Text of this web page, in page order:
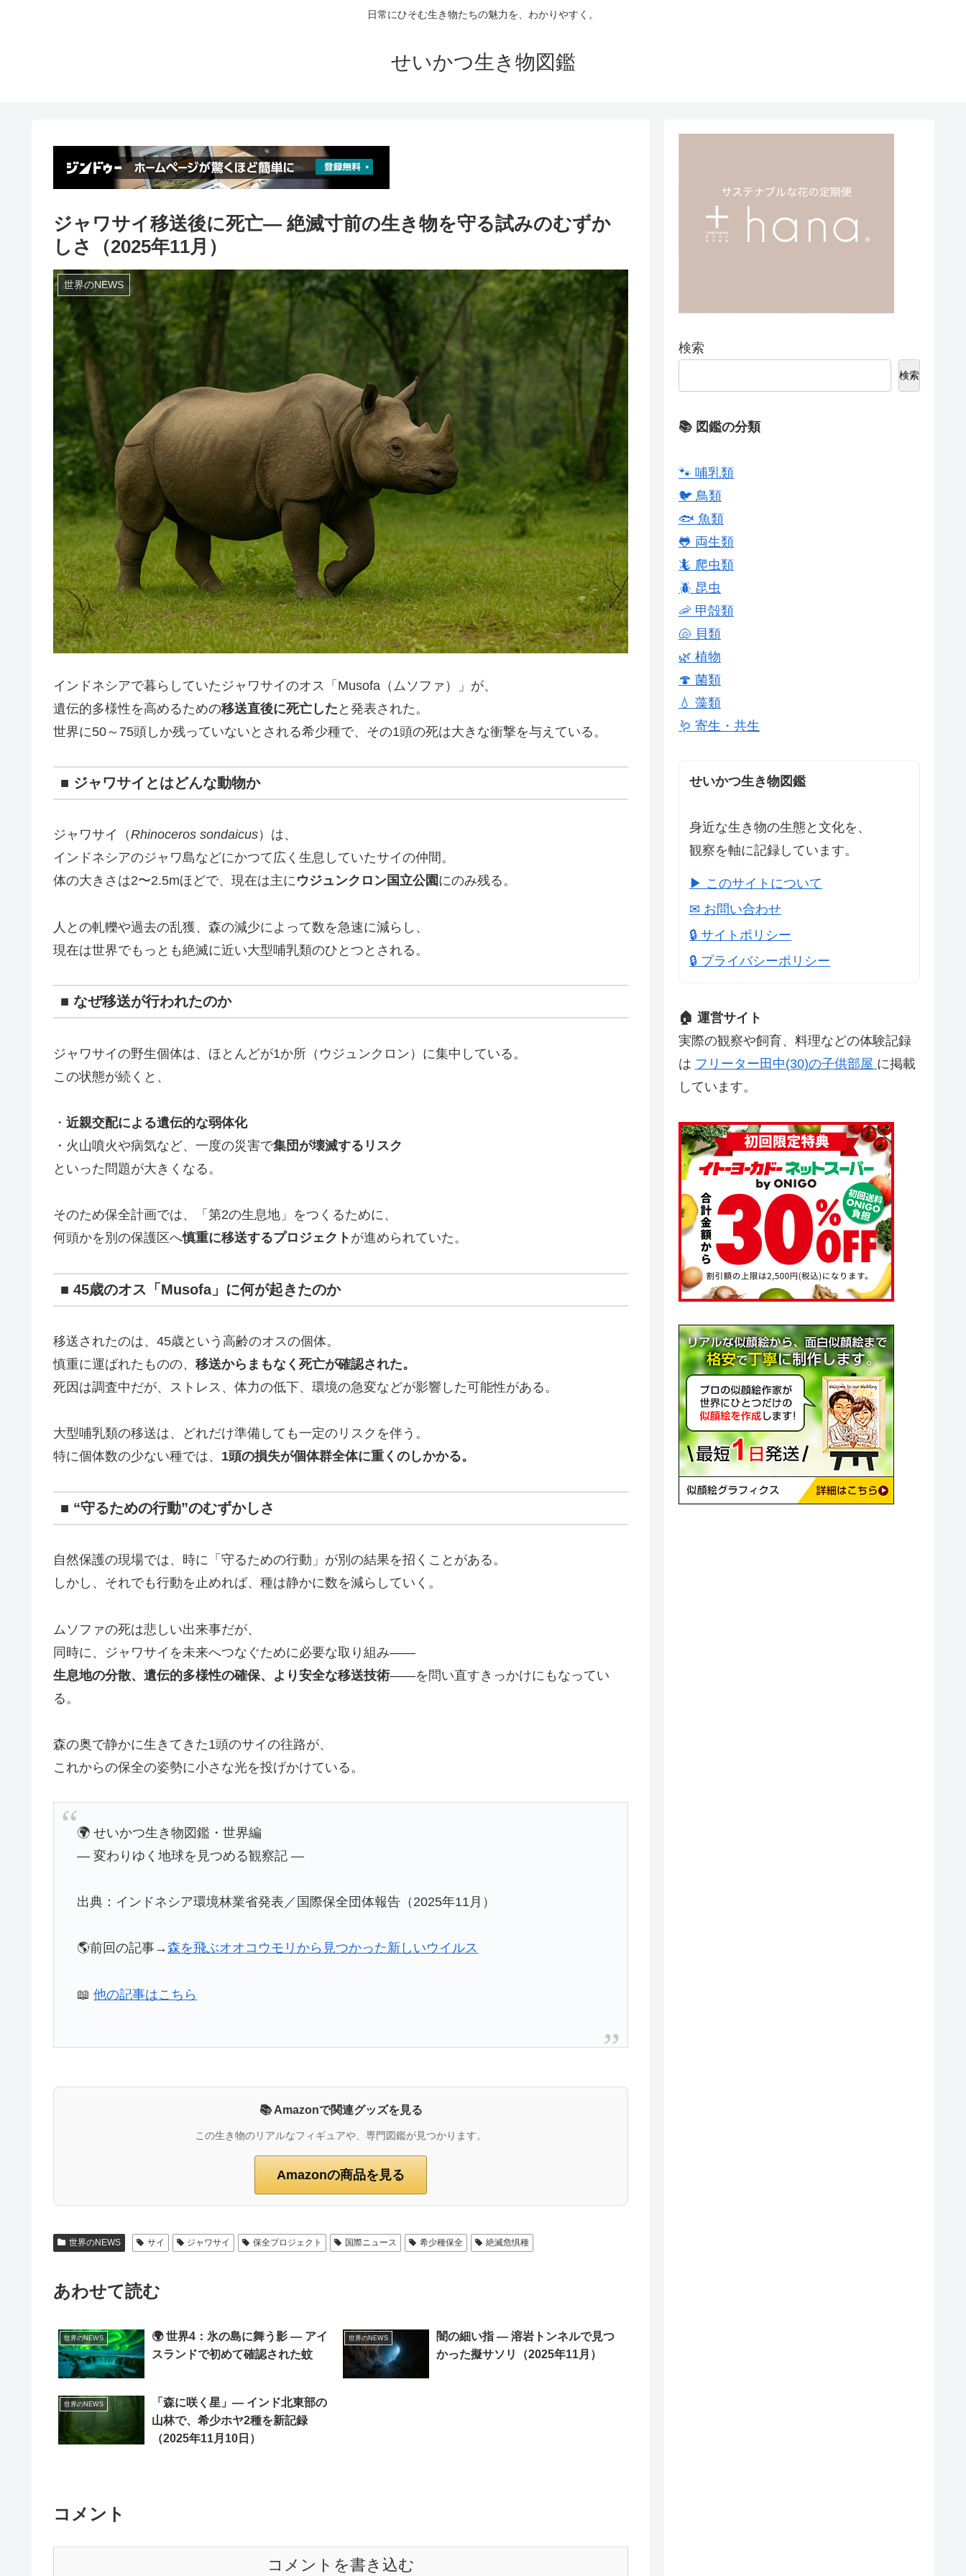
日常にひそむ生き物たちの魅力を、わかりやすく。
せいかつ生き物図鑑
ジャワサイ移送後に死亡― 絶滅寸前の生き物を守る試みのむずか
しさ（2025年11月）
世界のNEWS
インドネシアで暮らしていたジャワサイのオス「Musofa（ムソファ）」が、
遺伝的多様性を高めるための移送直後に死亡した と発表された。
世界に50～75頭しか残っていないとされる希少種で、その1頭の死は大きな衝撃を与えている。
■ ジャワサイとはどんな動物か
ジャワサイ（Rhinoceros sondaicus）は、
インドネシアのジャワ島などにかつて広く生息していたサイの仲間。
体の大きさは2〜2.5mほどで、現在は主にウジュンクロン国立公園にのみ残る。
人との軋轢や過去の乱獲、森の減少によって数を急速に減らし、
現在は世界でもっとも絶滅に近い大型哺乳類のひとつとされる。
■ なぜ移送が行われたのか
ジャワサイの野生個体は、ほとんどが1か所（ウジュンクロン）に集中している。
この状態が続くと、
・ 近親交配による遺伝的な弱体化
・火山噴火や病気など、一度の災害で集団が壊滅するリスク
といった問題が大きくなる。
そのため保全計画では、「第2の生息地」をつくるために、
何頭かを別の保護区へ慎重に移送するプロジェクト が進められていた。
■ 45歳のオス「Musofa」に何が起きたのか
移送されたのは、45歳という高齢のオスの個体。
慎重に運ばれたものの、 移送からまもなく死亡が確認された。
死因は調査中だが、ストレス、体力の低下、環境の急変などが影響した可能性がある。
大型哺乳類の移送は、どれだけ準備しても一定のリスクを伴う。
特に個体数の少ない種では、 1頭の損失が個体群全体に重くのしかかる。
■ “守るための行動”のむずかしさ
自然保護の現場では、時に「守るための行動」が別の結果を招くことがある。
しかし、それでも行動を止めれば、種は静かに数を減らしていく。
ムソファの死は悲しい出来事だが、
同時に、ジャワサイを未来へつなぐために必要な取り組み――
生息地の分散、遺伝的多様性の確保、より安全な移送技術――を問い直すきっかけにもなってい
る。
森の奥で静かに生きてきた1頭のサイの往路が、
これからの保全の姿勢に小さな光を投げかけている。
🌍 せいかつ生き物図鑑・世界編
― 変わりゆく地球を見つめる観察記 ―
出典：インドネシア環境林業省発表／国際保全団体報告（2025年11月）
🌎前回の記事→森を飛ぶオオコウモリから見つかった新しいウイルス
📖他の記事はこちら
📚 Amazonで関連グッズを見る
この生き物のリアルなフィギュアや、専門図鑑が見つかります。
Amazonの商品を見る
世界のNEWS サイ ジャワサイ 保全プロジェクト 国際ニュース 希少種保全 絶滅危惧種
あわせて読む
世界のNEWS
🌍 世界4：氷の島に舞う影 ― アイ
スランドで初めて確認された蚊
世界のNEWS
闇の細い指 ― 溶岩トンネルで見つ
かった擬サソリ（2025年11月）
世界のNEWS
「森に咲く星」― インド北東部の
山林で、希少ホヤ2種を新記録
（2025年11月10日）
コメント
コメントを書き込む
検索
検索
📚 図鑑の分類
🐾 哺乳類
🐦 鳥類
🐟 魚類
🐸 両生類
🦎 爬虫類
🪲 昆虫
🦐 甲殻類
🐚 貝類
🌿 植物
🍄 菌類
💧 藻類
🪱 寄生・共生
せいかつ生き物図鑑
身近な生き物の生態と文化を、
観察を軸に記録しています。
▶ このサイトについて
✉ お問い合わせ
🔒 サイトポリシー
🔒 プライバシーポリシー
🏠 運営サイト
実際の観察や飼育、料理などの体験記録
は フリーター田中(30)の子供部屋 に掲載
しています。